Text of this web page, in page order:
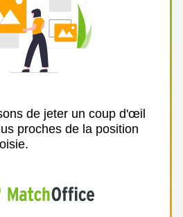
de jeter un coup d'œil
proches de la position